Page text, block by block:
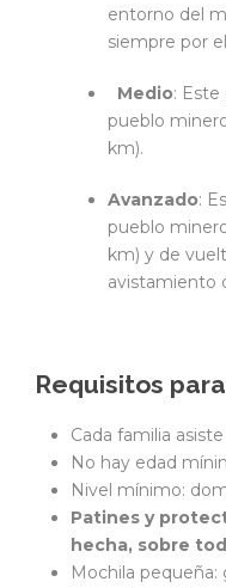
entorno del
siempre por
Medio:
pueblo
km).
Avanzado:
pueblo
km) y de
avistamiento
Requisitos
Cada familia
No hay edad
Nivel mínimo:
Patines y
hecha, sobre
Mochila pequeña: